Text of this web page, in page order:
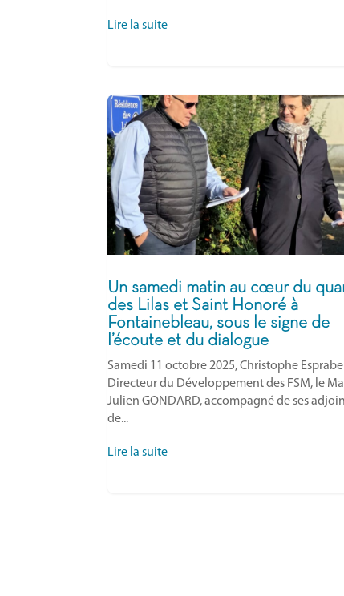
Lire la suite
Un samedi matin au cœur du
des Lilas et Saint Honoré à
Fontainebleau, sous le signe de
l’écoute et du dialogue
Samedi 11 octobre 2025, Christophe
Directeur du Développement des FSM, le
Julien GONDARD, accompagné de ses
de...
Lire la suite